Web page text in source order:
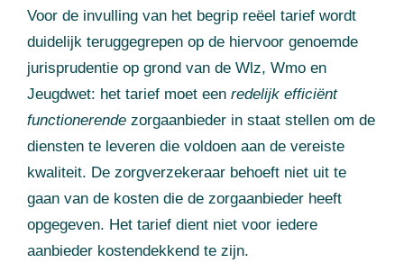
Voor de invulling van het begrip reëel tarief wordt
duidelijk teruggegrepen op de hiervoor genoemde
jurisprudentie op grond van de Wlz, Wmo en
Jeugdwet: het tarief moet een redelijk efficiënt
functionerende zorgaanbieder in staat stellen om de
diensten te leveren die voldoen aan de vereiste
kwaliteit. De zorgverzekeraar behoeft niet uit te
gaan van de kosten die de zorgaanbieder heeft
opgegeven. Het tarief dient niet voor iedere
aanbieder kostendekkend te zijn.